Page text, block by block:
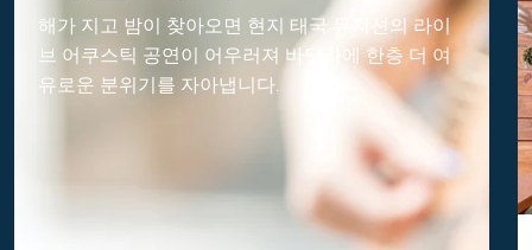
해가 지고 밤이 찾아오면 현지 태국 뮤지션의 라이
브 어쿠스틱 공연이 어우러져 바닷가에 한층 더 여
유로운 분위기를 자아냅니다.